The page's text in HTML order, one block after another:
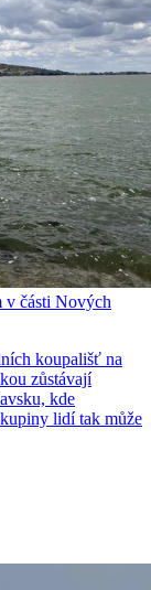
v části Nových
koupališť na
zůstávají
kde
lidí tak může